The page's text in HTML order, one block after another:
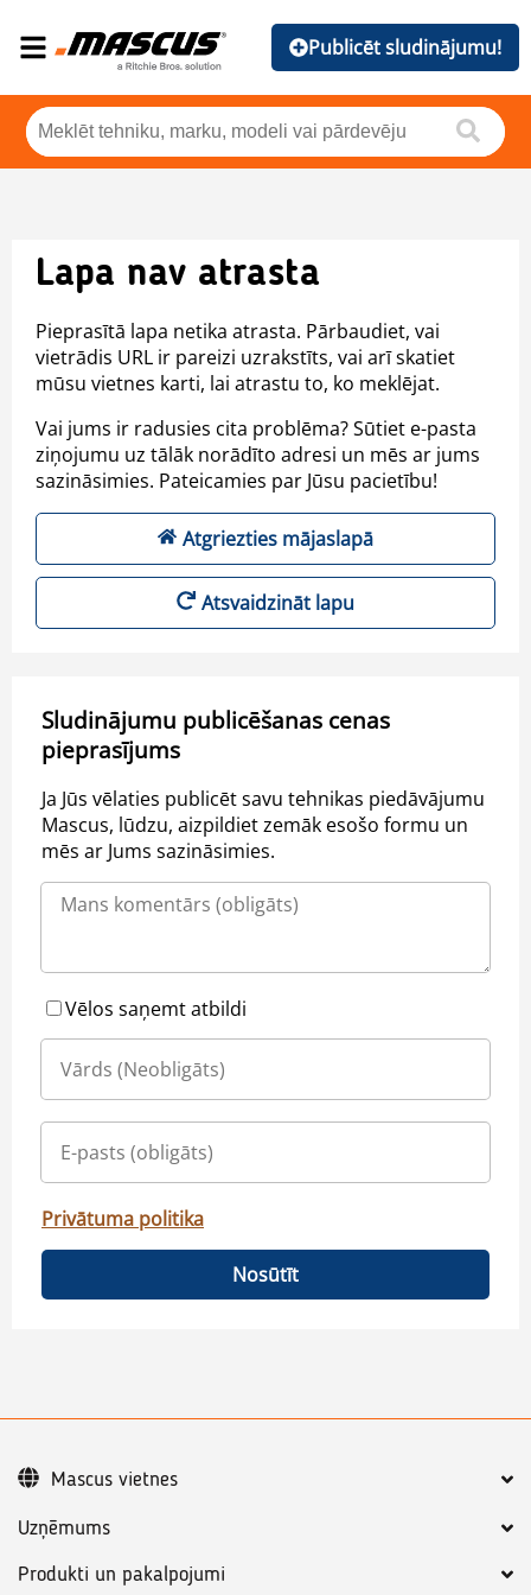
Publicēt sludinājumu!
Lapa nav atrasta
Pieprasītā lapa netika atrasta. Pārbaudiet, vai
vietrādis URL ir pareizi uzrakstīts, vai arī skatiet
mūsu vietnes karti, lai atrastu to, ko meklējat.
Vai jums ir radusies cita problēma? Sūtiet e-pasta
ziņojumu uz tālāk norādīto adresi un mēs ar jums
sazināsimies. Pateicamies par Jūsu pacietību!
Atgriezties mājaslapā
Atsvaidzināt lapu
Sludinājumu publicēšanas cenas
pieprasījums
Ja Jūs vēlaties publicēt savu tehnikas piedāvājumu
Mascus, lūdzu, aizpildiet zemāk esošo formu un
mēs ar Jums sazināsimies.
Vēlos saņemt atbildi
Privātuma politika
Nosūtīt
Uzņēmums
Produkti un pakalpojumi
Mascus vietnes